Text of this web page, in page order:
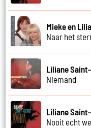
Mieke en
Naar het
Liliane
Niemand
Liliane
Nooit echt